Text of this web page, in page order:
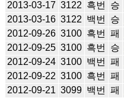
2013-03-17 3122 흑번 승
2013-03-16 3122 백번 승
2012-09-26 3100 흑번 패
2012-09-25 3100 흑번 승
2012-09-24 3100 백번 패
2012-09-22 3100 흑번 패
2012-09-21 3099 백번 패